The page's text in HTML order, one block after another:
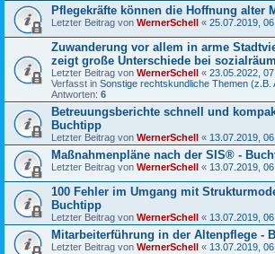
Pflegekräfte können die Hoffnung alter
Letzter Beitrag von WernerSchell « 25.07.2019,
Zuwanderung vor allem in arme
zeigt große Unterschiede bei
Letzter Beitrag von WernerSchell « 23.05.2022,
Verfasst in Sonstige rechtskundliche Themen (z.B.
Antworten: 6
Betreuungsberichte schnell und
Buchtipp
Letzter Beitrag von WernerSchell « 13.07.2019,
Maßnahmenpläne nach der SIS® -
Letzter Beitrag von WernerSchell « 13.07.2019,
100 Fehler im Umgang mit
Buchtipp
Letzter Beitrag von WernerSchell « 13.07.2019,
Mitarbeiterführung in der Altenpflege -
Letzter Beitrag von WernerSchell « 13.07.2019,